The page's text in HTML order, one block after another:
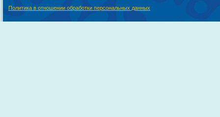
Политика в отношении обработки персональных данных